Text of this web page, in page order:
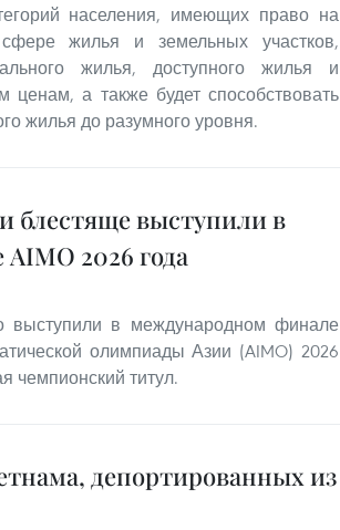
населения, имеющих право на
жилья и земельных участков,
жилья, доступного жилья и
а также будет способствовать
жилья до разумного уровня.
блестяще выступили в
2026 года
выступили в международном финале
олимпиады Азии (AIMO) 2026
чемпионский титул.
депортированных из